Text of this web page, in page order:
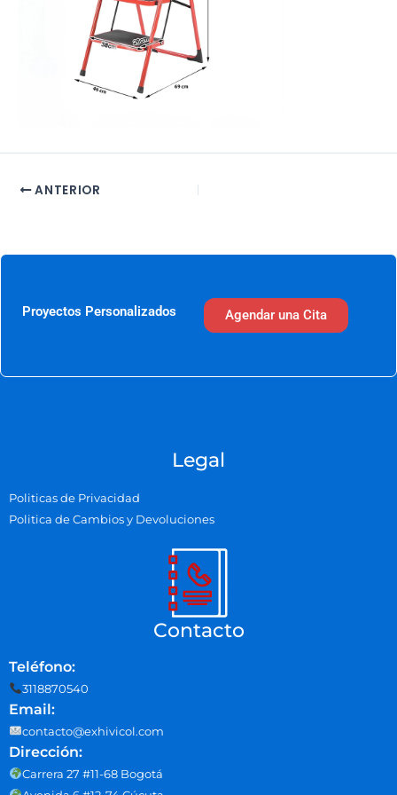
ANTERIOR
Proyectos Personalizados Agendar una Cita
Legal
Politicas de Privacidad
Politica de Cambios y Devoluciones
Contacto
Teléfono:
3118870540
Email:
contacto@exhivicol.com
Dirección:
Carrera 27 #11-68 Bogotá